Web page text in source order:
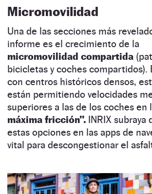
Micromovilidad
Una de las secciones más
informe es el crecimiento de la
micromovilidad compartida
bicicletas y coches compartidos).
con centros históricos densos,
están permitiendo velocidades
superiores a las de los coches en
máxima fricción”. INRIX subraya
estas opciones en las apps de
vital para descongestionar el